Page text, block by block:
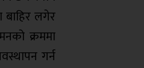
बाहिर लगेर
क्रममा
गर्न